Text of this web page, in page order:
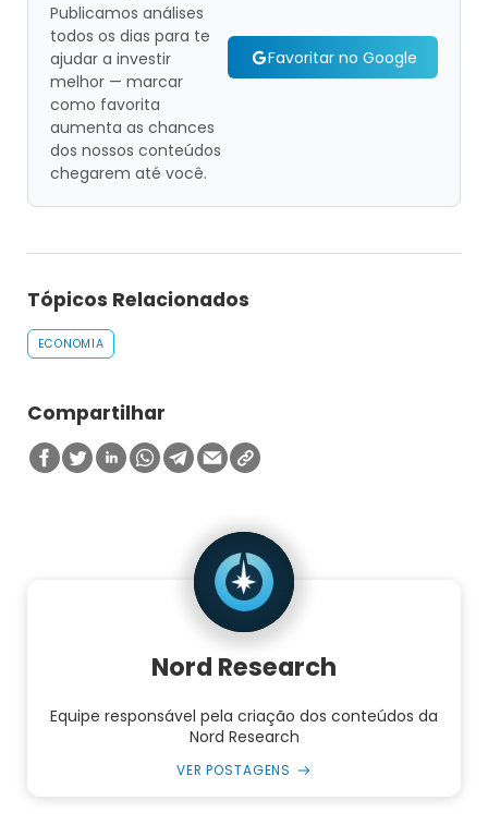
Publicamos análises
todos os dias para te
ajudar a investir
melhor — marcar
como favorita
aumenta as chances
dos nossos conteúdos
chegarem até você.
Favoritar no Google
Tópicos Relacionados
ECONOMIA
Compartilhar
Nord Research
Equipe responsável pela criação dos conteúdos da
Nord Research
VER POSTAGENS